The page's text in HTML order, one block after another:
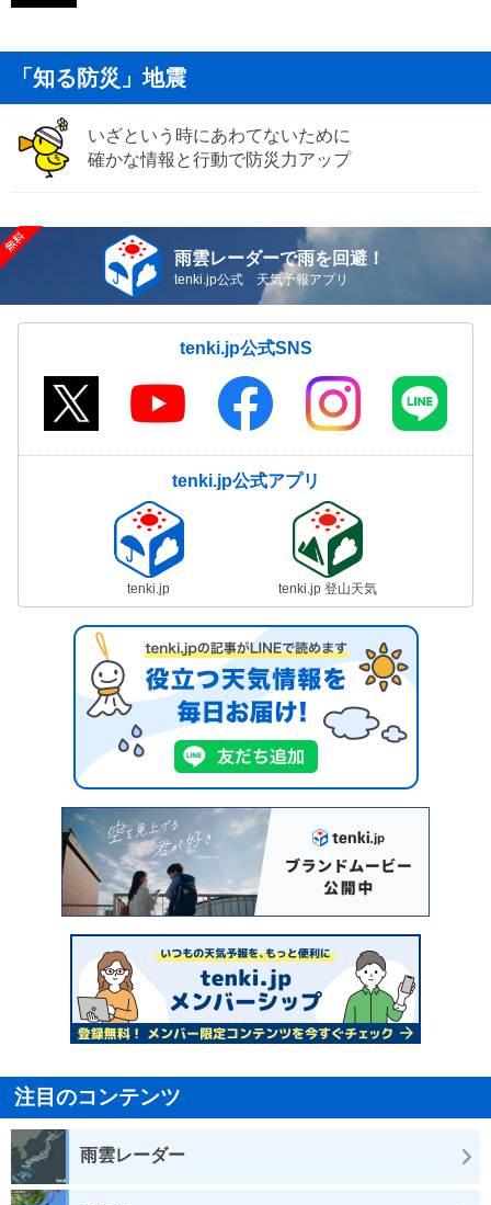
「知る防災」地震
いざという時にあわてないために
確かな情報と行動で防災力アップ
雨雲レーダーで雨を回避！
tenki.jp公式 天気予報アプリ
tenki.jp公式SNS
tenki.jp公式アプリ
tenki.jp tenki.jp 登山天気
注目のコンテンツ
雨雲レーダー